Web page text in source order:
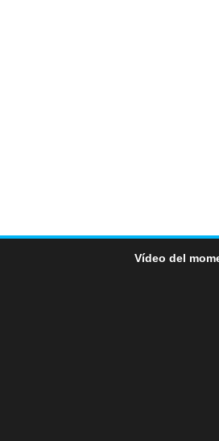
Vídeo del